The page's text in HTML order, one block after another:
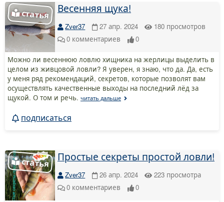
Весенняя щука!
Zver37 27 апр. 2024 180 просмотров
0 комментариев 0
Можно ли весеннюю ловлю хищника на жерлицы выделить в
целом из живцовой ловли? Я уверен, я знаю, что да. Да, есть
у меня ряд рекомендаций, секретов, которые позволят вам
осуществлять качественные выходы на последний лёд за
щукой. О том и речь. читать дальше
подписаться
Простые секреты простой ловли!
Zver37 26 апр. 2024 223 просмотра
0 комментариев 0